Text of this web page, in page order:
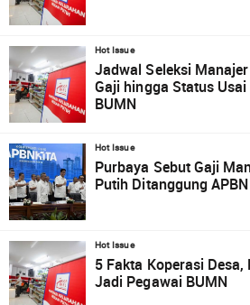
Hot Issue
Jadwal Seleksi
Gaji hingga Status
BUMN
Hot Issue
Purbaya Sebut Gaji
Putih Ditanggung
Hot Issue
5 Fakta Koperasi
Jadi Pegawai BUMN